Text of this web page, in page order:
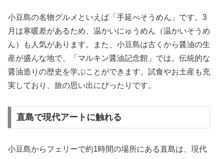
小豆島の名物グルメといえば「手延べそうめん」です。3
月は寒暖差があるため、温かいにゅうめん（温かいそうめ
ん）も人気があります。また、小豆島は古くから醤油の生
産が盛んな地で、「マルキン醤油記念館」では、伝統的な
醤油造りの歴史を学ぶことができます。試食やお土産も充
実しており、旅の思い出にぴったりです。
直島で現代アートに触れる
小豆島からフェリーで約1時間の場所にある直島は、現代